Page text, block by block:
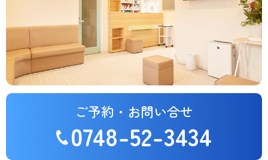
ご予約・お問い合せ
0748-52-3434